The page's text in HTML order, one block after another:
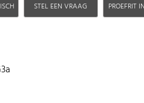
STEL EEN VRAAG PROEFRIT